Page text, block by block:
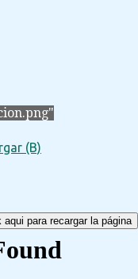
(B)
para recargar la página